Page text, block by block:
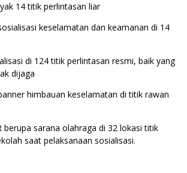
14 titik perlintasan liar
keselamatan dan keamanan di 14
di 124 titik perlintasan resmi, baik yang
dijaga
himbauan keselamatan di titik rawan
berupa sarana olahraga di 32 lokasi titik
saat pelaksanaan sosialisasi.